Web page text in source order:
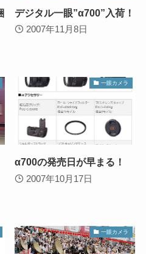
デジタル一眼”α700”入荷！
2007年11月8日
一眼カメラ
α700の発売日が早まる！
2007年10月17日
一眼カメラ